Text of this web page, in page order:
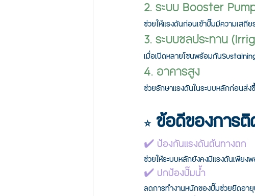
2. ระบบ Booster
ช่วยให้แรงดันก่อนเข้าปั๊มมีความเสถี
3. ระบบชลประทาน
เมื่อเปิดหลายโซนพร้อมกัน
4. อาคารสูง
ช่วยรักษาแรงดันในระบบหลักก่อนส่ง
⭐ ข้อดีของการติ
✔️ ป้องกันแรงดันต้นทางตก
ช่วยให้ระบบหลักยังคงมีแรงดันเพียง
✔️ ปกป้องปั๊มน้ำ
ลดการทำงานหนักของปั๊มช่วยยืดอา